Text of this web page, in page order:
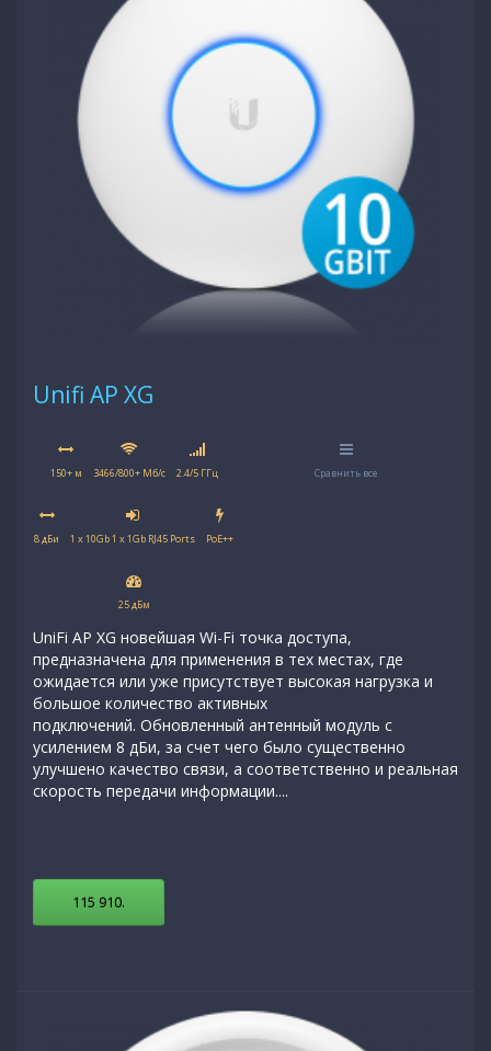
Unifi AP XG
150+ м 3466/800+ Мб/с 2.4/5 ГГц
8 дБи 1 x 10Gb 1 x 1Gb RJ45 Ports PoE++
25 дБм
Сравнить все
UniFi AP XG новейшая Wi-Fi точка доступа,
предназначена для применения в тех местах, где
ожидается или уже присутствует высокая нагрузка и
большое количество активных
подключений. Обновленный антенный модуль с
усилением 8 дБи, за счет чего было существенно
улучшено качество связи, а соответственно и реальная
скорость передачи информации....
115 910.